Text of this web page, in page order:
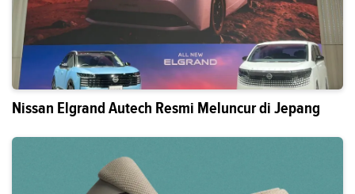
Nissan Elgrand Autech Resmi Meluncur di Jepang